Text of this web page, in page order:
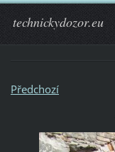
technickydozor.eu
Předchozí